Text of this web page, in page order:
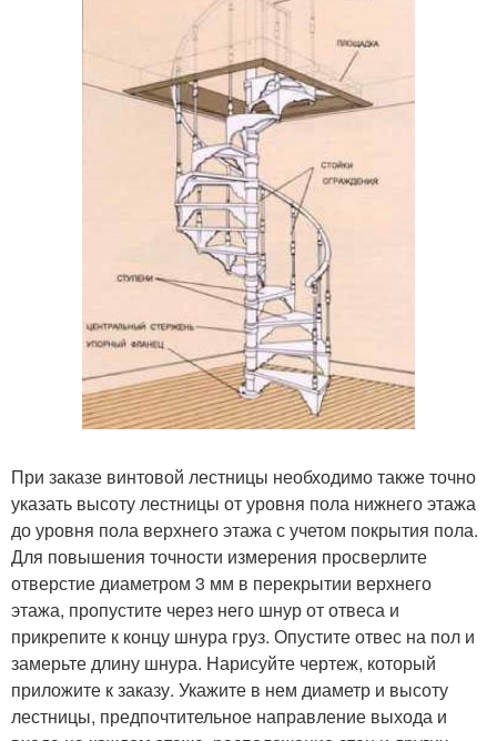
При заказе винтовой лестницы необходимо также точно
указать высоту лестницы от уровня пола нижнего этажа
до уровня пола верхнего этажа с учетом покрытия пола.
Для повышения точности измерения просверлите
отверстие диаметром 3 мм в перекрытии верхнего
этажа, пропустите через него шнур от отвеса и
прикрепите к концу шнура груз. Опустите отвес на пол и
замерьте длину шнура. Нарисуйте чертеж, который
приложите к заказу. Укажите в нем диаметр и высоту
лестницы, предпочтительное направление выхода и